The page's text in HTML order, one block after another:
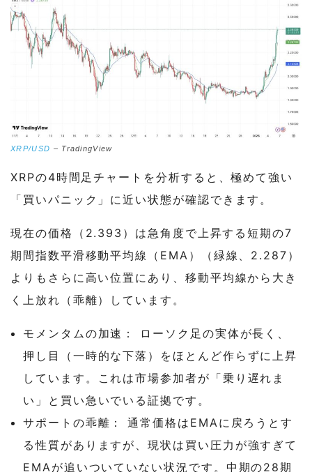
XRP/USD – TradingView
XRPの4時間足チャートを分析すると、極めて強い
「買いパニック」に近い状態が確認できます。
現在の価格（2.393）は急角度で上昇する短期の7
期間指数平滑移動平均線（EMA）（緑線、2.287）
よりもさらに高い位置にあり、移動平均線から大き
く上放れ（乖離）しています。
モメンタムの加速： ローソク足の実体が長く、
押し目（一時的な下落）をほとんど作らずに上昇
しています。これは市場参加者が「乗り遅れま
い」と買い急いでいる証拠です。
サポートの乖離： 通常価格はEMAに戻ろうとす
る性質がありますが、現状は買い圧力が強すぎて
EMAが追いついていない状況です。中期の28期